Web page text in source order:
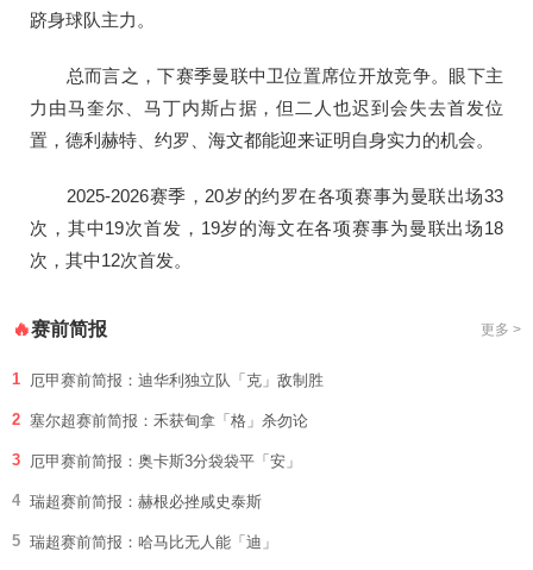
跻身球队主力。
总而言之，下赛季曼联中卫位置席位开放竞争。眼下主
力由马奎尔、马丁内斯占据，但二人也迟到会失去首发位
置，德利赫特、约罗、海文都能迎来证明自身实力的机会。
2025-2026赛季，20岁的约罗在各项赛事为曼联出场33
次，其中19次首发，19岁的海文在各项赛事为曼联出场18
次，其中12次首发。
🔥赛前简报 更多 >
1 厄甲赛前简报：迪华利独立队「克」敌制胜
2 塞尔超赛前简报：禾获甸拿「格」杀勿论
3 厄甲赛前简报：奥卡斯3分袋袋平「安」
4 瑞超赛前简报：赫根必挫咸史泰斯
5 瑞超赛前简报：哈马比无人能「迪」